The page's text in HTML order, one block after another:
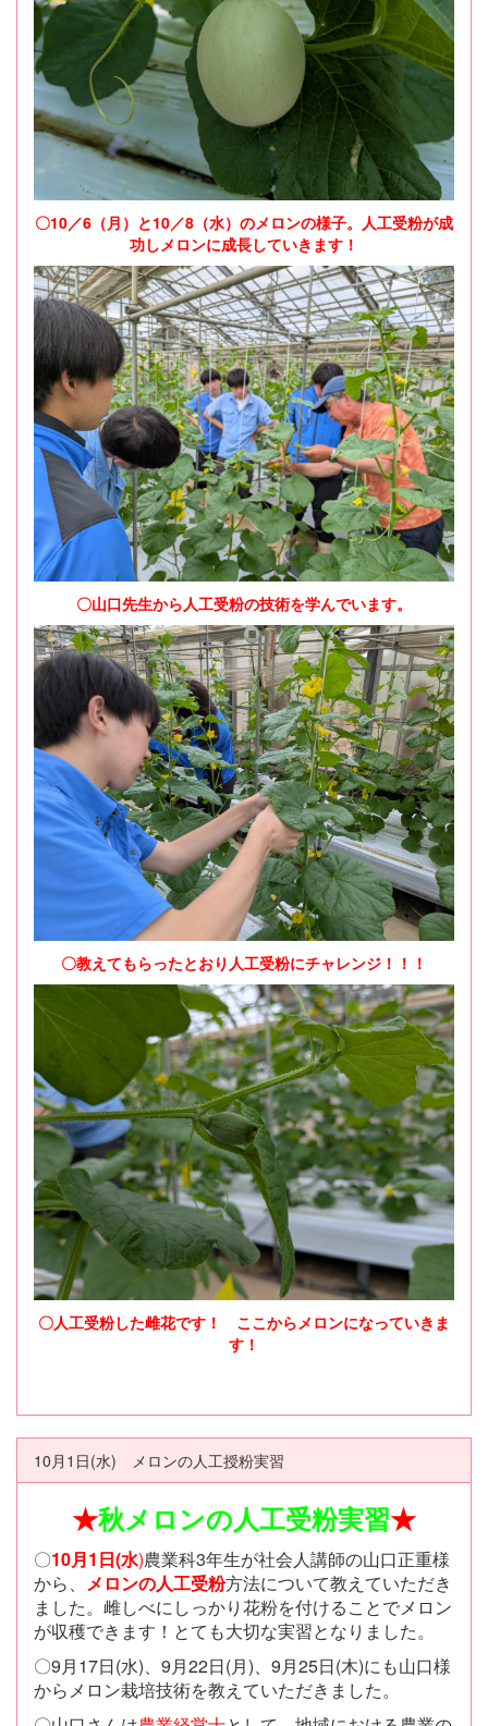
〇10／6（月）と10／8（水）のメロンの様子。人工受粉が成
功しメロンに成長していきます！
〇山口先生から人工受粉の技術を学んでいます。
〇教えてもらったとおり人工受粉にチャレンジ！！！
〇人工受粉した雌花です！ ここからメロンになっていきま
す！
10月1日(水) メロンの人工授粉実習
★秋メロンの人工受粉実習★
〇10月1日(水)農業科3年生が社会人講師の山口正重様
から、 メロンの人工受粉方法について教えていただき
ました。雌しべにしっかり花粉を付けることでメロン
が収穫できます！とても大切な実習となりました。
〇9月17日(水)、9月22日(月)、9月25日(木)にも山口様
からメロン栽培技術を教えていただきました。